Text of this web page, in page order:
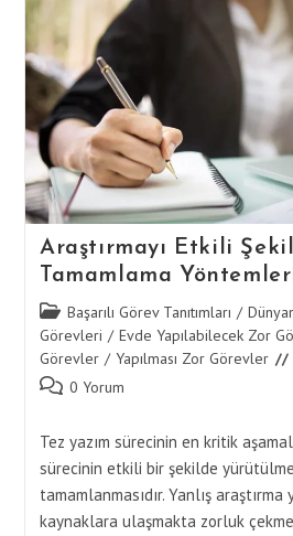
Tamamlama
Araştırmayı Etkili
Tamamlama
Post
category:
Başarılı Görev Tanıtımları /
Görevleri / Evde Yapılabilecek Zor
Görevler / Yapılması Zor Görevler
Post 0 Yorum
Tez yazım sürecinin en kritik
sürecinin etkili bir şekilde
tamamlanmasıdır. Yanlış
kaynaklara ulaşmakta zorluk